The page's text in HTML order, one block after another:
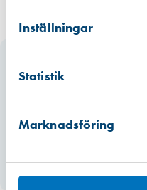
Inställningar
Statistik
Marknadsföring
Finns i lager (1347